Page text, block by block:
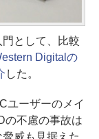
として、比較
Digitalの
した。
ユーザーのメイ
の不慮の事故は
威も見据えた